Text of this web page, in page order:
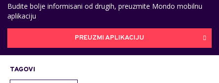
Budite bolje informisani od drugih, preuzmite Mondo mobilnu
aplikaciju
PREUZMI APLIKACIJU
TAGOVI